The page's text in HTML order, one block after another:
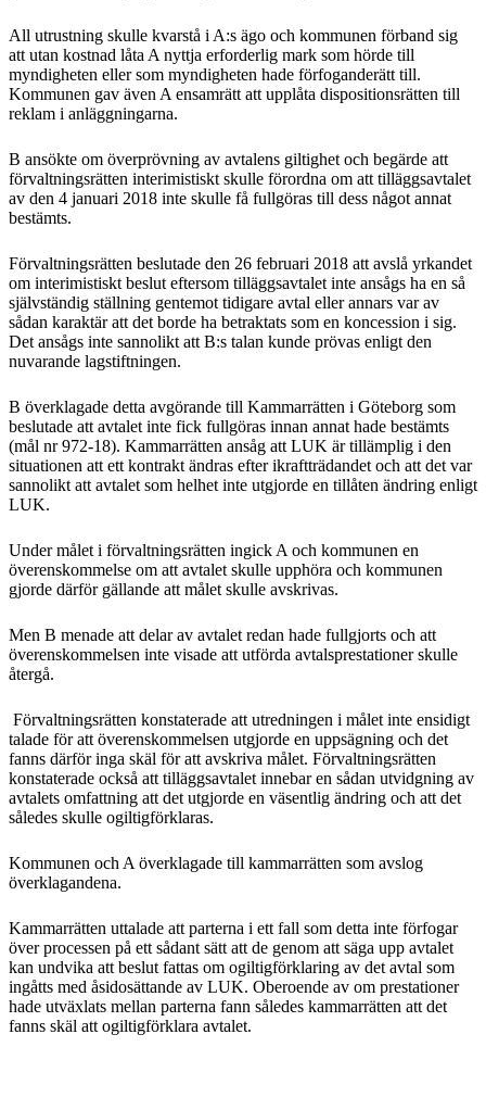
All utrustning skulle kvarstå i A:s ägo och kommunen förband sig
att utan kostnad låta A nyttja erforderlig mark som hörde till
myndigheten eller som myndigheten hade förfoganderätt till.
Kommunen gav även A ensamrätt att upplåta dispositionsrätten till
reklam i anläggningarna.
B ansökte om överprövning av avtalens giltighet och begärde att
förvaltningsrätten interimistiskt skulle förordna om att tilläggsavtalet
av den 4 januari 2018 inte skulle få fullgöras till dess något annat
bestämts.
Förvaltningsrätten beslutade den 26 februari 2018 att avslå yrkandet
om interimistiskt beslut eftersom tilläggsavtalet inte ansågs ha en så
självständig ställning gentemot tidigare avtal eller annars var av
sådan karaktär att det borde ha betraktats som en koncession i sig.
Det ansågs inte sannolikt att B:s talan kunde prövas enligt den
nuvarande lagstiftningen.
B överklagade detta avgörande till Kammarrätten i Göteborg som
beslutade att avtalet inte fick fullgöras innan annat hade bestämts
(mål nr 972-18). Kammarrätten ansåg att LUK är tillämplig i den
situationen att ett kontrakt ändras efter ikraftträdandet och att det var
sannolikt att avtalet som helhet inte utgjorde en tillåten ändring enligt
LUK.
Under målet i förvaltningsrätten ingick A och kommunen en
överenskommelse om att avtalet skulle upphöra och kommunen
gjorde därför gällande att målet skulle avskrivas.
Men B menade att delar av avtalet redan hade fullgjorts och att
överenskommelsen inte visade att utförda avtalsprestationer skulle
återgå.
Förvaltningsrätten konstaterade att utredningen i målet inte ensidigt
talade för att överenskommelsen utgjorde en uppsägning och det
fanns därför inga skäl för att avskriva målet. Förvaltningsrätten
konstaterade också att tilläggsavtalet innebar en sådan utvidgning av
avtalets omfattning att det utgjorde en väsentlig ändring och att det
således skulle ogiltigförklaras.
Kommunen och A överklagade till kammarrätten som avslog
överklagandena.
Kammarrätten uttalade att parterna i ett fall som detta inte förfogar
över processen på ett sådant sätt att de genom att säga upp avtalet
kan undvika att beslut fattas om ogiltigförklaring av det avtal som
ingåtts med åsidosättande av LUK. Oberoende av om prestationer
hade utväxlats mellan parterna fann således kammarrätten att det
fanns skäl att ogiltigförklara avtalet.